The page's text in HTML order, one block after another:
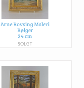
Arne Rovsing Maleri
Bølger
24 cm
SOLGT